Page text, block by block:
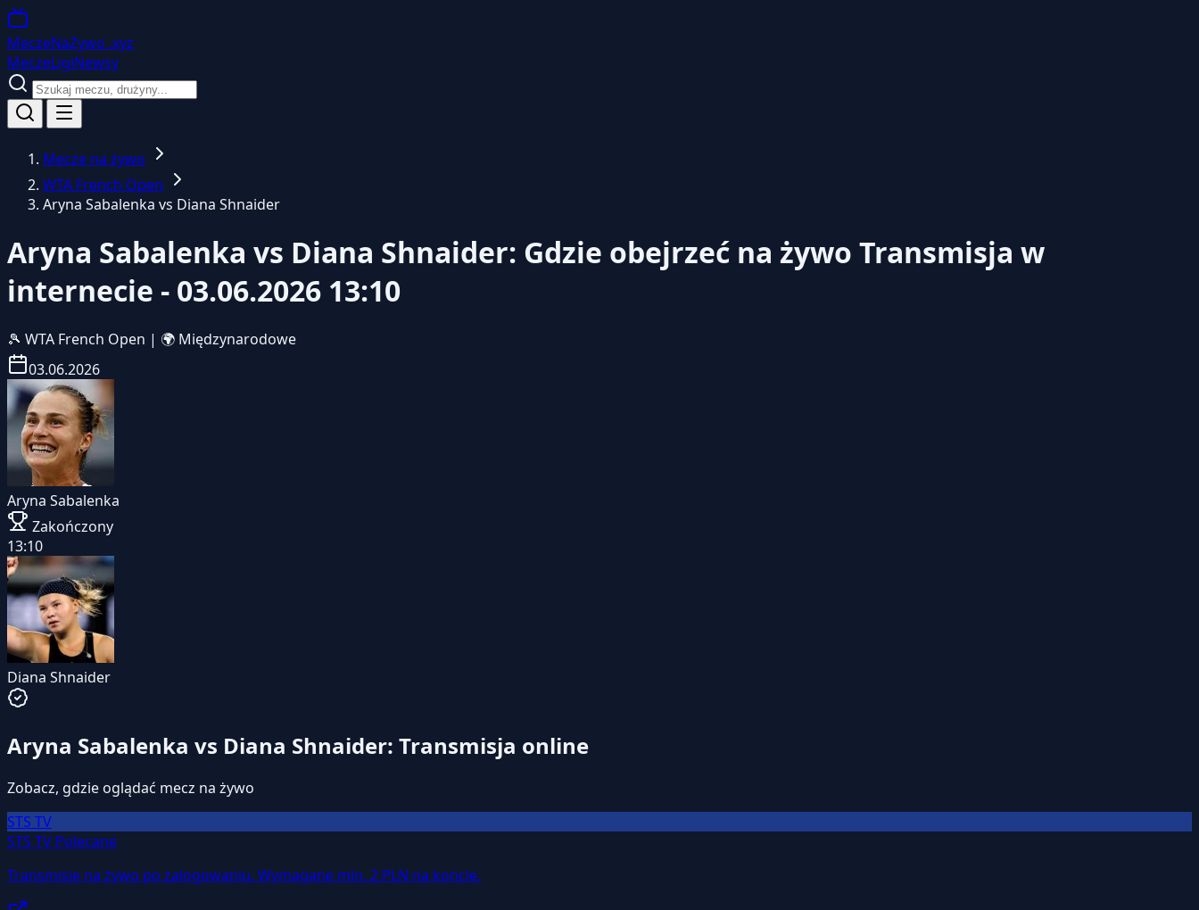
MeczeNaZywo .xyz
MeczeLigiNewsy
Mecze na żywo
WTA French Open
Aryna Sabalenka vs Diana Shnaider
Aryna Sabalenka vs Diana Shnaider: Gdzie obejrzeć na żywo Transmisja w
internecie - 03.06.2026 13:10
🎾 WTA French Open | 🌍 Międzynarodowe
03.06.2026
Aryna Sabalenka
Zakończony
13:10
Diana Shnaider
Aryna Sabalenka vs Diana Shnaider: Transmisja online
Zobacz, gdzie oglądać mecz na żywo
STS TV
STS TV Polecane
Transmisje na żywo po zalogowaniu. Wymagane min. 2 PLN na koncie.